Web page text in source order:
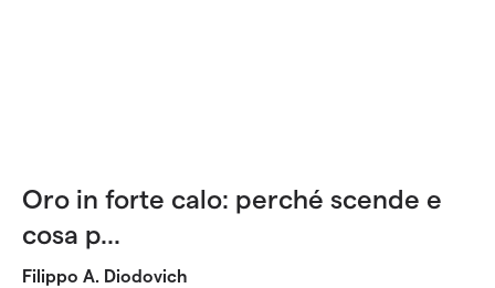
Oro in forte calo: perché scende e
cosa p...
Filippo A. Diodovich